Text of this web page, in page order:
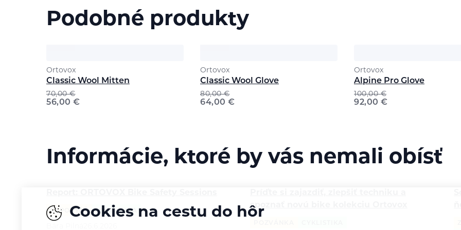
Podobné produkty
Ortovox
Classic Wool Mitten
70,00€
56,00 €
Ortovox
Classic Wool Glove
80,00€
64,00 €
Ortovox
Alpine Pro Glove
100,00€
92,00 €
Informácie, ktoré by vás nemali obísť
REPORTÁŽ CYKLISTIKA
spoznať novú bike kolekciu Ortovox
Cookies na cestu do hôr